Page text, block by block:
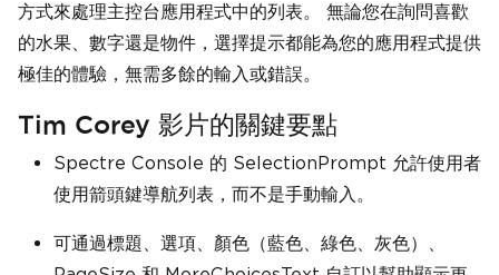
方式來處理主控台應用程式中的列表。 無論您在詢問喜歡
的水果、數字還是物件，選擇提示都能為您的應用程式提供
極佳的體驗，無需多餘的輸入或錯誤。
Tim Corey 影片的關鍵要點
Spectre Console 的 SelectionPrompt 允許使用者
使用箭頭鍵導航列表，而不是手動輸入。
可通過標題、選項、顏色（藍色、綠色、灰色）、